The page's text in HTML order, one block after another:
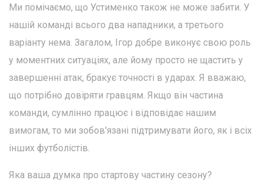
Ми помічаємо, що Устименко також не може забити. У
нашій команді всього два нападники, а третього
варіанту нема. Загалом, Ігор добре виконує свою роль
у моментних ситуаціях, але йому просто не щастить у
завершенні атак, бракує точності в ударах. Я вважаю,
що потрібно довіряти гравцям. Якщо він частина
команди, сумлінно працює і відповідає нашим
вимогам, то ми зобов'язані підтримувати його, як і всіх
інших футболістів.
Яка ваша думка про стартову частину сезону?